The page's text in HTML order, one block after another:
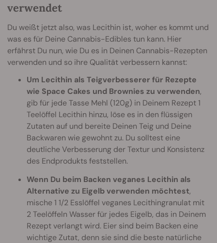
verwendet
Du weißt jetzt also, was Lecithin ist, woher es kommt und
was es für Deine Cannabis-Edibles tun kann. Hier
erfährst Du nun, wie Du es in Deinen Cannabis-Rezepten
verwenden und so ihre Qualität verbessern kannst:
Um Lecithin als Teigverbesserer für Rezepte
wie Space Cakes und Brownies zu verwenden,
gib für jede Tasse Mehl (120g) in Deinem Rezept 1
Teelöffel Lecithin hinzu, löse es in den flüssigen
Zutaten auf und bereite Deinen Teig und Deine
Backwaren wie gewohnt zu. Du solltest eine
deutliche Verbesserung der Textur und Konsistenz
des Endprodukts feststellen.
Wenn Du beim Backen veganes Lecithin als
Alternative zu Eigelb verwenden möchtest,
mische 1 1/2 Esslöffel veganes Lecithingranulat mit
2 Teelöffeln Wasser für jedes Eigelb, das in Deinem
Rezept verlangt wird. Eier sind beim Backen eine
wichtige Zutat, denn sie sind die beste natürliche